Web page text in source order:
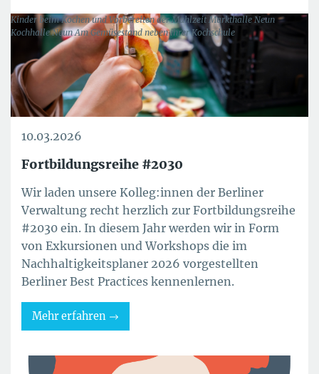
Kinder beim Kochen und Vorbereiten der Mahlzeit Markthalle Neun
Kochhalle Neun Am Gemüsestand neben ihrer Kochschule
10.03.2026
Fortbildungsreihe #2030
Wir laden unsere Kolleg:innen der Berliner
Verwaltung recht herzlich zur Fortbildungsreihe
#2030 ein. In diesem Jahr werden wir in Form
von Exkursionen und Workshops die im
Nachhaltigkeitsplaner 2026 vorgestellten
Berliner Best Practices kennenlernen.
Mehr erfahren